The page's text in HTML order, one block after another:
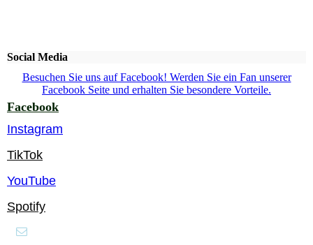
Social Media
Besuchen Sie uns auf Facebook! Werden Sie ein Fan unserer
Facebook Seite und erhalten Sie besondere Vorteile.
Facebook
Instagram
TikTok
YouTube
Spotify